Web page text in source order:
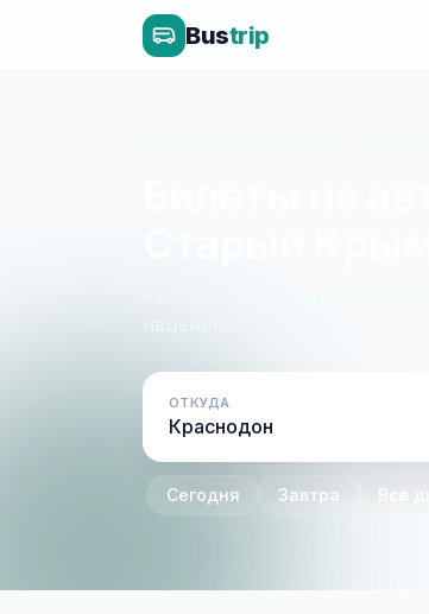
Bustrip
ОТКУДА
Сегодня Завтра Все